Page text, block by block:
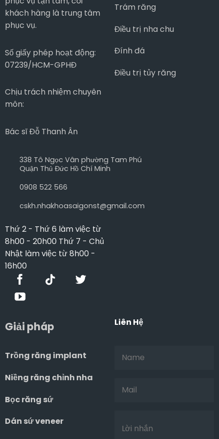
khách hàng là trung tâm
phục vụ.
Số giấy phép hoạt động:
07239/HCM-GPHĐ
Chịu trách nhiệm chuyên
môn:
Bác sĩ Đỗ Thanh Ân
338 Tô Ngọc Vân phường Tam Phú
Quận Thủ Đức Hồ Chí Minh
0908 522 566
cskh.nhakhoasaigonst@gmail.com
Thứ 2 - Thứ 6 làm việc từ
8h00 - 20h00 Thứ 7 - Chủ
Nhật làm việc từ 8h00 -
16h00
Trám răng
Điều trị nha chu
Đính đá
Điều trị tủy răng
Giải pháp
Trồng răng implant
Niềng răng chỉnh nha
Bọc răng sứ
Dán sứ veneer
Liên Hệ